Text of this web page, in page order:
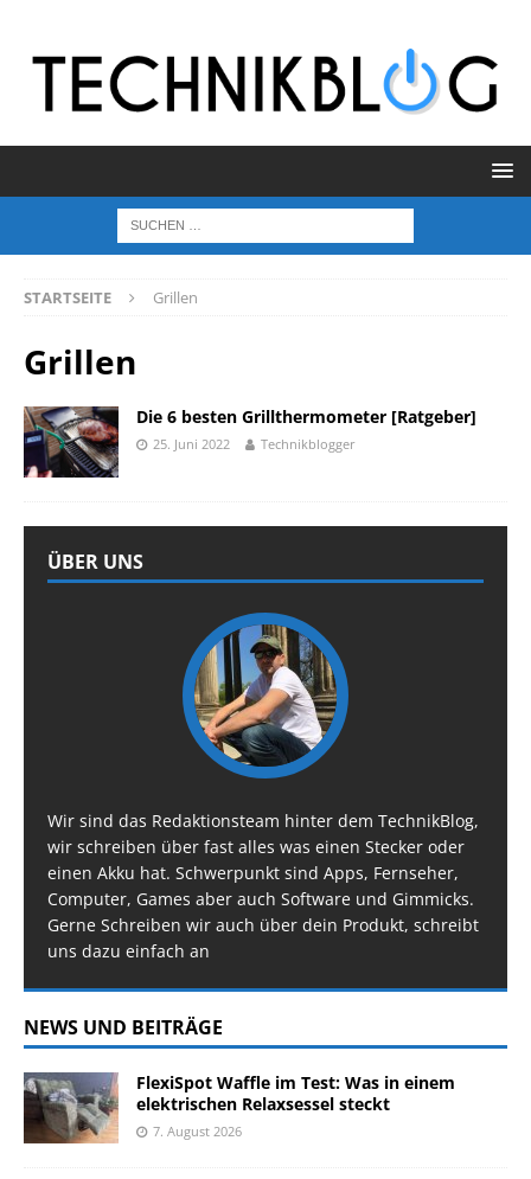
STARTSEITE Grillen
Grillen
Die 6 besten Grillthermometer [Ratgeber]
25. Juni 2022 Technikblogger
ÜBER UNS
Wir sind das Redaktionsteam hinter dem TechnikBlog,
wir schreiben über fast alles was einen Stecker oder
einen Akku hat. Schwerpunkt sind Apps, Fernseher,
Computer, Games aber auch Software und Gimmicks.
Gerne Schreiben wir auch über dein Produkt, schreibt
uns dazu einfach an
NEWS UND BEITRÄGE
FlexiSpot Waffle im Test: Was in einem
elektrischen Relaxsessel steckt
7. August 2026